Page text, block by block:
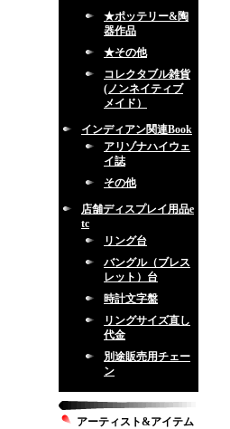
★ポッテリー&陶
器作品
★その他
コレクタブル雑貨
(ノンネイティブ
メイド）
インディアン関連Book
アリゾナハイウェ
イ誌
その他
店舗ディスプレイ用品e
tc
リング台
バングル（ブレス
レット）台
時計文字盤
リングサイズ直し
代金
別途販売用チェー
ン
アーティスト&アイテム